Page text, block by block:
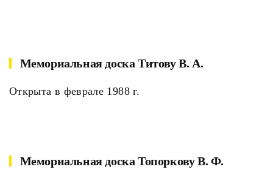
Мемориальная доска Титову В. А.
Открыта в феврале 1988 г.
Мемориальная доска Топоркову В. Ф.